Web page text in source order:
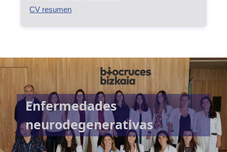
CV resumen
Enfermedades
neurodegenerativas